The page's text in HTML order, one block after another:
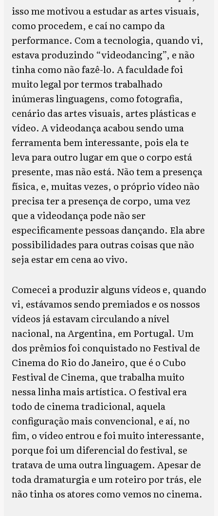
isso me motivou a estudar as artes visuais,
como procedem, e caí no campo da
performance. Com a tecnologia, quando vi,
estava produzindo “videodancing”, e não
tinha como não fazê-lo. A faculdade foi
muito legal por termos trabalhado
inúmeras linguagens, como fotografia,
cenário das artes visuais, artes plásticas e
vídeo. A videodança acabou sendo uma
ferramenta bem interessante, pois ela te
leva para outro lugar em que o corpo está
presente, mas não está. Não tem a presença
física, e, muitas vezes, o próprio vídeo não
precisa ter a presença de corpo, uma vez
que a videodança pode não ser
especificamente pessoas dançando. Ela abre
possibilidades para outras coisas que não
seja estar em cena ao vivo.
Comecei a produzir alguns vídeos e, quando
vi, estávamos sendo premiados e os nossos
vídeos já estavam circulando a nível
nacional, na Argentina, em Portugal. Um
dos prêmios foi conquistado no Festival de
Cinema do Rio do Janeiro, que é o Cubo
Festival de Cinema, que trabalha muito
nessa linha mais artística. O festival era
todo de cinema tradicional, aquela
configuração mais convencional, e aí, no
fim, o vídeo entrou e foi muito interessante,
porque foi um diferencial do festival, se
tratava de uma outra linguagem. Apesar de
toda dramaturgia e um roteiro por trás, ele
não tinha os atores como vemos no cinema.